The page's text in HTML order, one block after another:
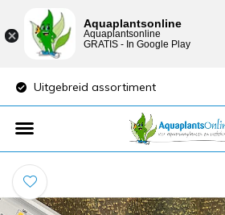
Uitgebreid assortiment
Aquaplantsonline
Aquaplantsonline
GRATIS - In Google Play